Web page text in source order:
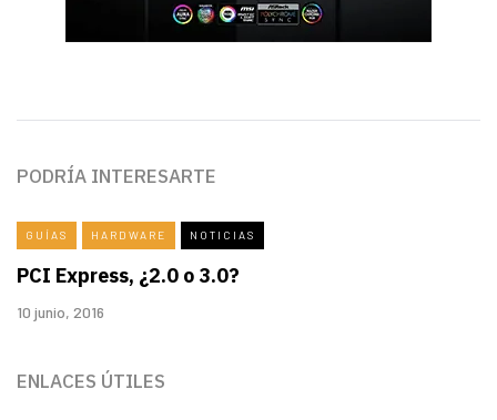
PODRÍA INTERESARTE
GUÍAS HARDWARE NOTICIAS
PCI Express, ¿2.0 o 3.0?
10 junio, 2016
ENLACES ÚTILES